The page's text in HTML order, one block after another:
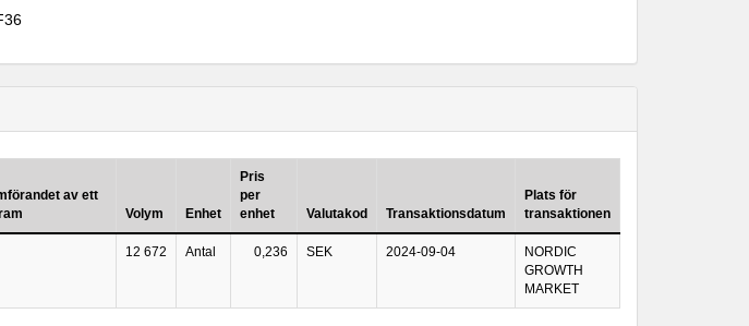
av ett
Volym Enhet
Pris
per
enhet
Valutakod Transaktionsdatum
Plats för
transaktionen
12 672 Antal 0,236 SEK 2024-09-04
NORDIC
GROWTH
MARKET